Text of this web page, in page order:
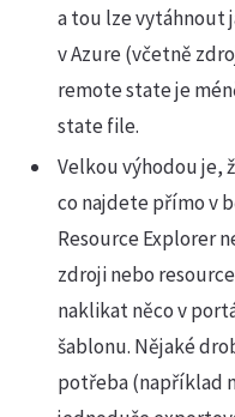
a tou lze vytáhnout
v Azure (včetně
remote state je
state file.
Velkou výhodou je,
co najdete přímo v
Resource Explorer
zdroji nebo
naklikat něco v
šablonu. Nějaké
potřeba (například